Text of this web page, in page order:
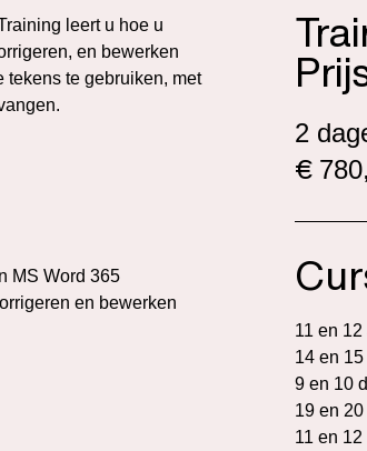
leert u hoe u
en bewerken
tekens te gebruiken, met
MS Word 365
en bewerken
2
€
11 en
14 en
9 en 10
19 en
11 en